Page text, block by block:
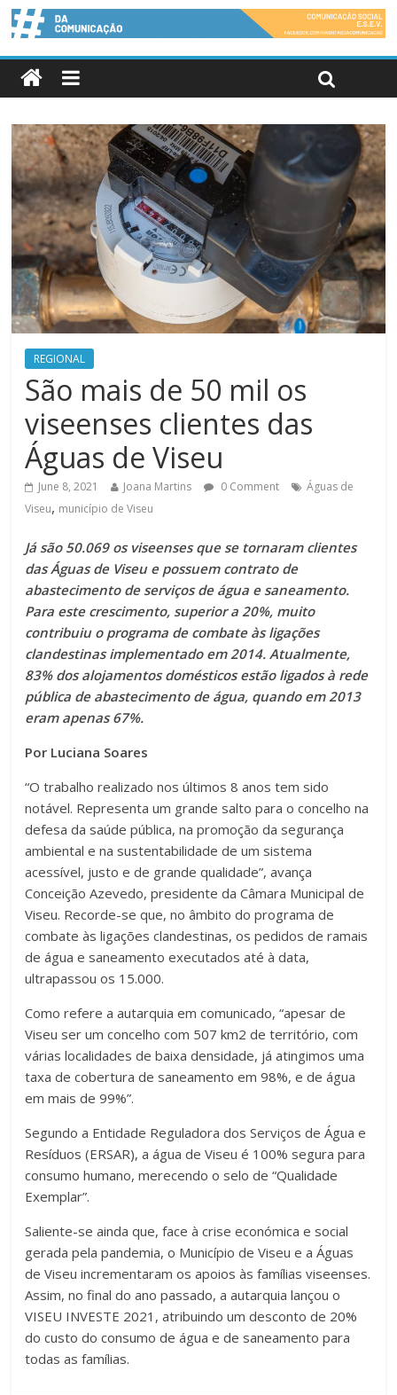
REGIONAL
São mais de 50 mil os
viseenses clientes das
Águas de Viseu
June 8, 2021 Joana Martins 0 Comment
Águas de
Viseu, município de Viseu
Já são 50.069 os viseenses que se tornaram clientes
das Águas de Viseu e possuem contrato de
abastecimento de serviços de água e saneamento.
Para este crescimento, superior a 20%, muito
contribuiu o programa de combate às ligações
clandestinas implementado em 2014. Atualmente,
83% dos alojamentos domésticos estão ligados à rede
pública de abastecimento de água, quando em 2013
eram apenas 67%.
Por Luciana Soares
“O trabalho realizado nos últimos 8 anos tem sido
notável. Representa um grande salto para o concelho na
defesa da saúde pública, na promoção da segurança
ambiental e na sustentabilidade de um sistema
acessível, justo e de grande qualidade”, avança
Conceição Azevedo, presidente da Câmara Municipal de
Viseu. Recorde-se que, no âmbito do programa de
combate às ligações clandestinas, os pedidos de ramais
de água e saneamento executados até à data,
ultrapassou os 15.000.
Como refere a autarquia em comunicado, “apesar de
Viseu ser um concelho com 507 km2 de território, com
várias localidades de baixa densidade, já atingimos uma
taxa de cobertura de saneamento em 98%, e de água
em mais de 99%”.
Segundo a Entidade Reguladora dos Serviços de Água e
Resíduos (ERSAR), a água de Viseu é 100% segura para
consumo humano, merecendo o selo de “Qualidade
Exemplar”.
Saliente-se ainda que, face à crise económica e social
gerada pela pandemia, o Município de Viseu e a Águas
de Viseu incrementaram os apoios às famílias viseenses.
Assim, no final do ano passado, a autarquia lançou o
VISEU INVESTE 2021, atribuindo um desconto de 20%
do custo do consumo de água e de saneamento para
todas as famílias.